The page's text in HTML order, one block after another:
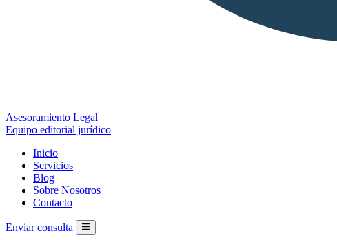
Asesoramiento Legal
Equipo editorial jurídico
Inicio
Servicios
Blog
Sobre Nosotros
Contacto
Enviar consulta